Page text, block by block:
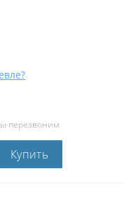
перезвоним
Купить